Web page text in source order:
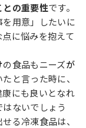
の重要性です。
用意」したいに
に悩みを抱えて
の食品もニーズが
と言った時に、
にも良いとなれ
ないでしょう
る冷凍食品は、